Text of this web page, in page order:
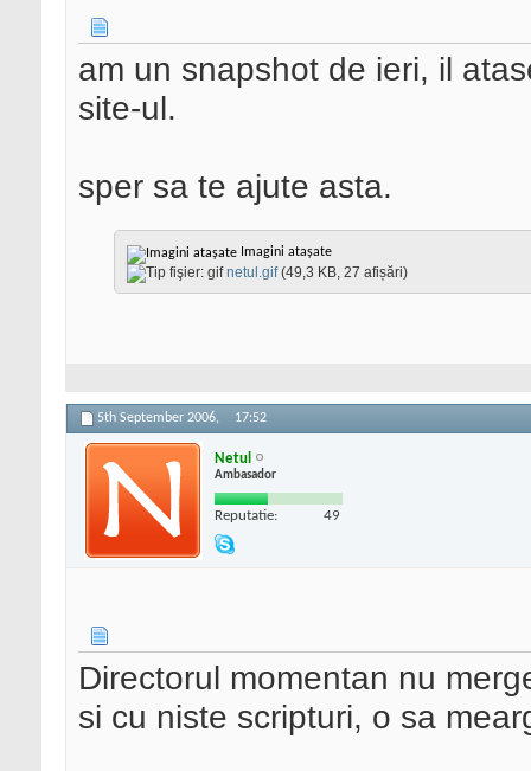
am un snapshot de ieri, il
site-ul.
sper sa te ajute asta.
Imagini atașate
netul.gif (49,3 KB, 27 afișări)
5th September 2006, 17:52
Netul
Ambasador
Reputatie: 49
Directorul momentan nu
si cu niste scripturi, o sa